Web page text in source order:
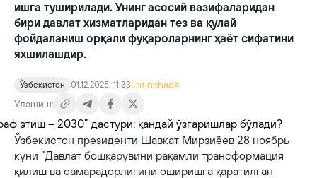
ишга туширилади. Унинг асосий вазифаларидан
бири давлат хизматларидан тез ва қулай
фойдаланиш орқали фуқароларнинг ҳаёт сифатини
яхшилашдир.
Ўзбекистон 01.12.2025, 11:33Lotinchada
Улашиш:
Ўзбекистон президенти Шавкат Мирзиёев 28 ноябрь
куни “Давлат бошқарувини рақамли трансформация
қилиш ва самарадорлигини оширишга қаратилган